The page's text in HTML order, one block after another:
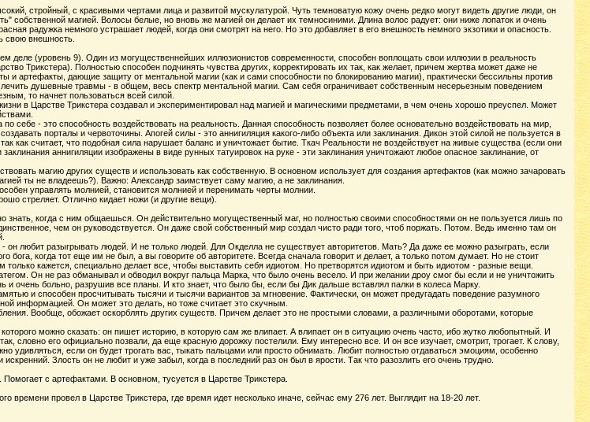
стройный, с красивыми чертами лица и развитой мускулатурой. Чуть темноватую кожу очень редко могут видеть другие люди, он
собственной магией. Волосы белые, но вновь же магией он делает их темносиними. Длина волос радует: они ниже лопаток и очень
радужка немного устрашает людей, когда они смотрят на него. Но это добавляет в его внешность немного экзотики и опасность.
свою внешность.
деле (уровень 9). Один из могущественнейших иллюзионистов современности, способен воплощать свои иллюзии в реальность
Трикстера). Полностью способен подчинять чувства других, корректировать их так, как желает, причем жертва может даже не
и артефакты, дающие защиту от ментальной магии (как и сами способности по блокированию магии), практически бессильны против
душевные травмы - в общем, весь спектр ментальной магии. Сам себя ограничивает собственным несерьезным поведением
то начнет пользоваться всей силой.
в Царстве Трикстера создавал и экспериментировал над магией и магическими предметами, в чем очень хорошо преуспел. Может
себе - это способность воздействовать на реальность. Данная способность позволяет более основательно воздействовать на мир,
порталы и червоточины. Апогей силы - это аннигиляция какого-либо объекта или заклинания. Дикон этой силой не пользуется в
как считает, что подобная сила нарушает баланс и уничтожает бытие. Ткач Реальности не воздействует на живые существа (если они
аннигиляции изображены в виде рунных татуировок на руке - эти заклинания уничтожают любое опасное заклинание, от
магию других существ и использовать как собственную. В основном использует для создания артефактов (как можно зачаровать
ты не владеешь?). Важно: Александр заимствует саму магию, а не заклинания.
управлять молнией, становится молнией и перенимать черты молнии.
стреляет. Отлично кидает ножи (и другие вещи).
знать, когда с ним общаешься. Он действительно могущественный маг, но полностью своими способностями он не пользуется лишь по
чем он руководствуется. Он даже свой собственный мир создал чисто ради того, чтоб поржать. Потом. Ведь именно там он
он любит разыгрывать людей. И не только людей. Для Окделла не существует авторитетов. Мать? Да даже ее можно разыграть, если
бога, когда тот еще им не был, а вы говорите об авторитете. Всегда сначала говорит и делает, а только потом думает. Но не стоит
только кажется, специально делает все, чтобы выставить себя идиотом. Но претворятся идиотом и быть идиотом - разные вещи.
Он не раз обманывал и обводил вокруг пальца Марка, что было очень весело. И при желании дроу смог бы если и не уничтожить
и очень больно, разрушив все планы. И кто знает, что было бы, если бы Дик дальше вставлял палки в колеса Марку.
и способен просчитывать тысячи и тысячи вариантов за мгновение. Фактически, он может предугадать поведение разумного
информацией. Он может это делать, но тоже считает это скучным.
Вообще, обожает оскорблять других существ. Причем делает это не простыми словами, а различными оборотами, которые
можно сказать: он пишет историю, в которую сам же влипает. А влипает он в ситуацию очень часто, ибо жутко любопытный. И
словно его официально позвали, да еще красную дорожку постелили. Ему интересно все. И он все изучает, смотрит, трогает. К слову,
удивляться, если он будет трогать вас, тыкать пальцами или просто обнимать. Любит полностью отдаваться эмоциям, особенно
Злость он не любит и уже забыл, когда в последний раз он был в ярости. Так что разозлить его очень трудно.
с артефактами. В основном, тусуется в Царстве Трикстера.
времени провел в Царстве Трикстера, где время идет несколько иначе, сейчас ему 276 лет. Выглядит на 18-20 лет.